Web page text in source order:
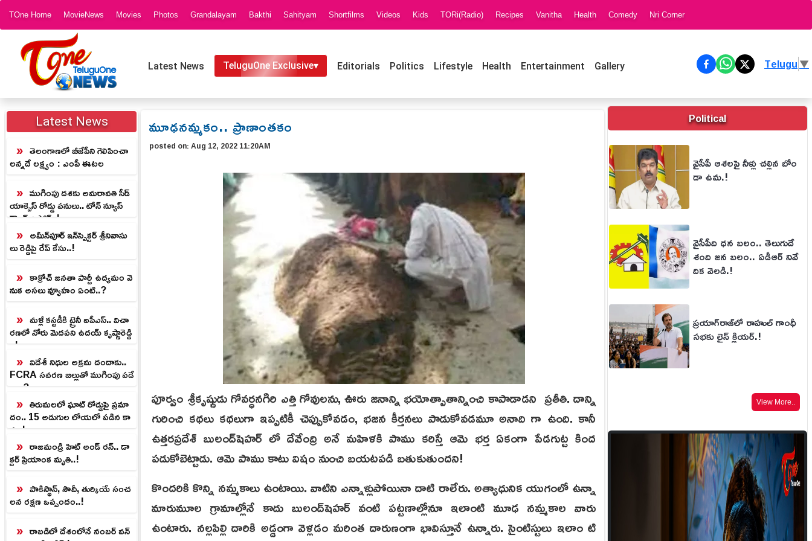
TOne Home MovieNews Movies Photos Grandalayam Bakthi Sahityam Shortfilms Videos Kids TORi(Radio) Recipes Vanitha Health Comedy Nri Corner
Latest News TeluguOne Exclusive▾ Editorials Politics Lifestyle Health Entertainment Gallery Telugu▼
Latest News
తెలంగాణలో బీజేపీని గెలిపించా
లన్నదే లక్ష్యం : ఎంపీ ఈటల
ముగింపు దశకు అమరావతి సీడ్
యాక్సెస్ రోడ్డు పనులు.. టోన్ న్యూస్
గ్రౌండ్ రిపోర్ట్..!
అమీన్‌పూర్‌ ఇన్‌స్పెక్టర్‌ శ్రీనివాసు
లు రెడ్డిపై రేప్ కేసు..!
కాక్రోచ్ జనతా పార్టీ ఉద్యమం వె
నుక అసలు వ్యూహం ఏంటి..?
మళ్లీ కస్టడీకి ట్రైనీ ఐపీఎస్‌.. విచా
రణలో నోరు మెదపని ఉదయ్ కృష్ణారెడ్డి
..!
విదేశీ నిధుల అక్రమ దందాకు..
FCRA సవరణ బిల్లుతో ముగింపు పడే
నా..?
తిరుమలలో ఘాట్‌ రోడ్డుపై ప్రమా
దం.. 15 అడుగుల లోయలో పడిన కా
రు..!
రాజమండ్రి హిట్ అండ్ రన్.. డా
క్టర్ ప్రియాంక మృతి..!
పాకిస్థాన్, సౌదీ, తుర్కియే సంచ
లన రక్షణ ఒప్పందం..!
రాబడిలో దేశంలోనే నంబర్ వన్
మూఢ‌న‌మ్మ‌కం.. ప్రాణాంత‌కం
posted on:Aug 12, 2022 11:20AM
పూర్వం శ్రీ‌కృష్ణుడు గోవ‌ర్ధ‌న‌గిరి ఎత్తి గోవుల‌ను, ఊరు జ‌నాన్ని భ‌యోత్పాతాన్నించి కాపాడాడ‌ని ప్ర‌తీతి. దాన్ని
గురించి క‌థ‌లు క‌థ‌లుగా ఇప్ప‌టికీ చెప్పుకోవ‌డం, భ‌జ‌న కీర్త‌న‌లు పాడుకోవ‌డమూ అనాది గా ఉంది. కానీ
ఉత్త‌ర‌ప్ర‌దేశ్ బులంద్‌షెహ‌ర్ లో దేవేంద్రి అనే మ‌హిళకి పాము క‌రిస్తే ఆమె భ‌ర్త ఏకంగా పేడ‌గుట్ట కింద
ప‌డుకోబెట్టాడు. ఆమె పాము కాటు విషం నుంచి బ‌య‌ట‌ప‌డి బ‌తుకుతుంద‌ని!
కొంద‌రికి కొన్ని న‌మ్మ‌కాలు ఉంటాయి. వాటిని ఎన్నాళ్లుపోయినా దాటి రాలేరు. అత్యాధునిక యుగంలో ఉన్నా
మారుమూల గ్రామాల్లోనే కాదు బులంద్‌షెహ‌ర్ వంటి ప‌ట్ట‌ణాల్లోనూ ఇలాంటి మూఢ న‌మ్మ‌కాల వారు
ఉంటారు. న‌ల్ల‌పిల్లి దారికి అడ్డంగా వెళ్ల‌డం మ‌రింత దారుణంగా భావిస్తూనే ఉన్నారు. సైంటిస్టులు ఇలాం టి
Political
వైసీపీ ఆశలపై నీళ్లు చల్లిన బోం
డా ఉమ.!
వైసీపీది ధన బలం.. తెలుగుదే
శంది జన బలం.. ఏడీఆర్ నివే
దిక వెల్లడి.!
ప్రయాగ్‌రాజ్‌లో రాహుల్ గాంధీ
సభకు లైన్ క్లియర్.!
View More..